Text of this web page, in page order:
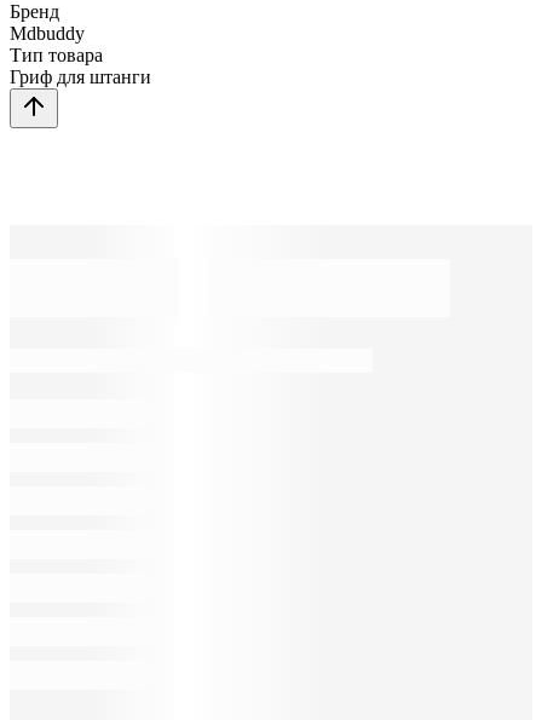
Бренд
Mdbuddy
Тип товара
Гриф для штанги